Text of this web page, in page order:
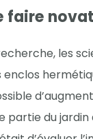
faire
les
partie du jardin